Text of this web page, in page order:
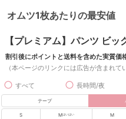
オムツ1枚あたりの最安値
【プレミアム】パンツ ビッ
割引後にポイントと送料を含めた実質価
（本ページのリンクには広告が含まれて
すべて 長時間/夜
テープ
S Mはいはい M